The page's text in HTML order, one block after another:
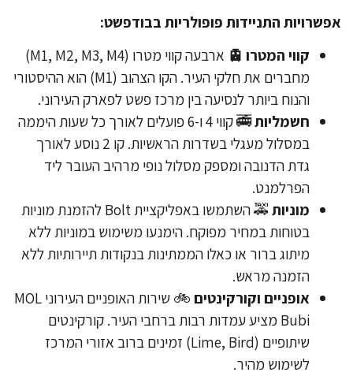
התניידות פופולריות בבודפשט:
​קווי המטרו 🚊
ארבעה קווי מטרו (M1, M2, M3, M4)
מחברים את חלקי העיר. הקו הצהוב (M1) הוא ההיסטורי
והנוח ביותר לנסיעה בין מרכז פשט לפארק העירוני.
חשמליות
🚎 קווי 4 ו-6 פועלים לאורך כל שעות היממה
במסלול מעגלי בשדרות הראשיות. קו 2 נוסע לאורך
גדת הדנובה ומספק מסלול נופי מרהיב העובר ליד
הפרלמנט.
מוניות
🚕 השתמשו באפליקציית Bolt להזמנת מוניות
בטוחות במחיר מפוקח. הימנעו משימוש במוניות ללא
מיתוג ברור או כאלו הממתינות בנקודות תיירותיות ללא
הזמנה מראש.
אופניים וקורקינטים
🚲 שירות האופניים העירוני MOL
Bubi מציע עמדות רבות ברחבי העיר. קורקינטים
שיתופיים (Lime, Bird) זמינים ברוב אזורי המרכז
לשימוש מהיר.